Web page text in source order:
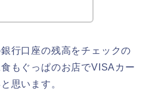
行口座の残高をチェックの
もぐっぱのお店でVISAカー
思います。